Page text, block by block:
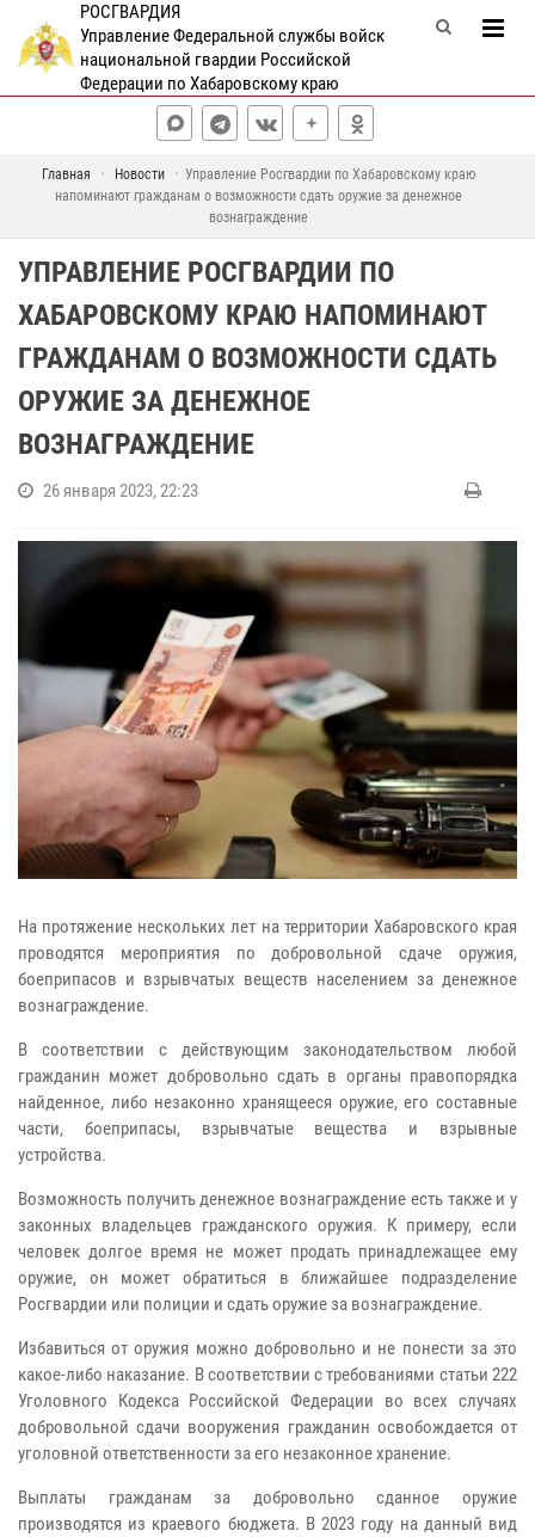
РОСГВАРДИЯ
Управление Федеральной службы войск
национальной гвардии Российской
Федерации по Хабаровскому краю
Главная Новости
Управление Росгвардии по Хабаровскому краю
напоминают гражданам о возможности сдать оружие за денежное
вознаграждение
УПРАВЛЕНИЕ РОСГВАРДИИ ПО
ХАБАРОВСКОМУ КРАЮ НАПОМИНАЮТ
ГРАЖДАНАМ О ВОЗМОЖНОСТИ СДАТЬ
ОРУЖИЕ ЗА ДЕНЕЖНОЕ
ВОЗНАГРАЖДЕНИЕ
26 января 2023, 22:23
На протяжение нескольких лет на территории Хабаровского края
проводятся мероприятия по добровольной сдаче оружия,
боеприпасов и взрывчатых веществ населением за денежное
вознаграждение.
В соответствии с действующим законодательством любой
гражданин может добровольно сдать в органы правопорядка
найденное, либо незаконно хранящееся оружие, его составные
части, боеприпасы, взрывчатые вещества и взрывные
устройства.
Возможность получить денежное вознаграждение есть также и у
законных владельцев гражданского оружия. К примеру, если
человек долгое время не может продать принадлежащее ему
оружие, он может обратиться в ближайшее подразделение
Росгвардии или полиции и сдать оружие за вознаграждение.
Избавиться от оружия можно добровольно и не понести за это
какое-либо наказание. В соответствии с требованиями статьи 222
Уголовного Кодекса Российской Федерации во всех случаях
добровольной сдачи вооружения гражданин освобождается от
уголовной ответственности за его незаконное хранение.
Выплаты гражданам за добровольно сданное оружие
производятся из краевого бюджета. В 2023 году на данный вид